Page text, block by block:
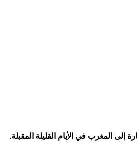
المغرب في الأيام القليلة المقبلة.